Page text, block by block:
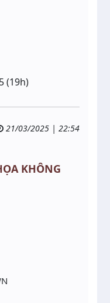
(19h)
21/03/2025 | 22:54
KHÔNG